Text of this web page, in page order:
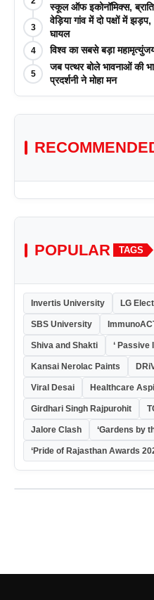
स्कूल ऑफ इकोनॉमिक्स,
पत्रिकाओं में प्रकाशन
आयोजन किया
3
वेड़िया गांव में दो पक्षों में
घायल
4 विश्व का सबसे बड़ा
5
जब पत्थर बोले भावनाओं की
प्रदर्शनी ने मोहा मन
POPULAR TAGS
Invertis University LG
SBS University
Shiva and Shakti ‘ Passive
Kansai Nerolac Paints
Viral Desai Healthcare
Girdhari Singh Rajpurohit
Jalore Clash ‘Gardens by
‘Pride of Rajasthan Awards